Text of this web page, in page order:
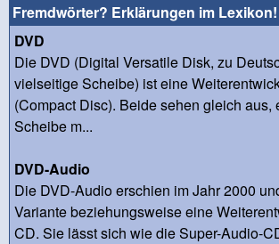
Fremdwörter? Erklärungen im Lexikon!
DVD
Die DVD (Digital Versatile Disk, zu
vielseitige Scheibe) ist eine
(Compact Disc). Beide sehen gleich aus,
Scheibe m...
DVD-Audio
Die DVD-Audio erschien im Jahr 2000
Variante beziehungsweise eine
CD. Sie lässt sich wie die Super-Audio-